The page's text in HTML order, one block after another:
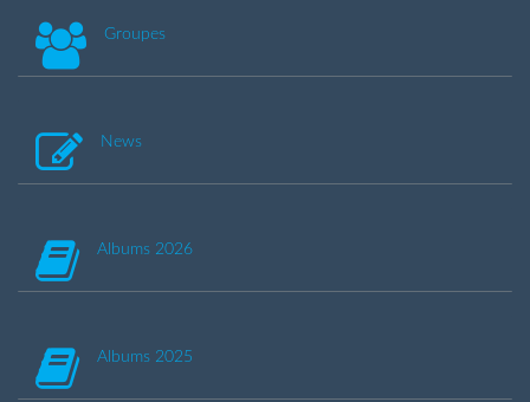
Groupes
News
Albums 2026
Albums 2025